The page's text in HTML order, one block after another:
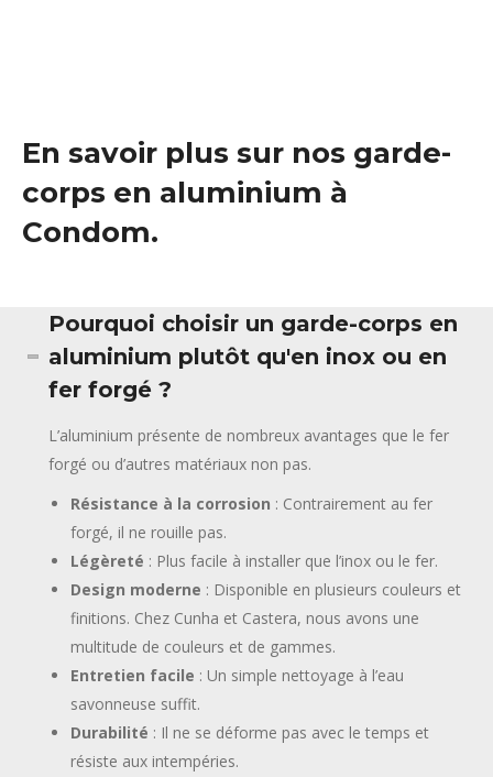
En savoir plus sur nos garde-
corps en aluminium à
Condom.
Pourquoi choisir un garde-corps en
aluminium plutôt qu'en inox ou en
fer forgé ?
L’aluminium présente de nombreux avantages que le fer
forgé ou d’autres matériaux non pas.
Résistance à la corrosion : Contrairement au fer
forgé, il ne rouille pas.
Légèreté : Plus facile à installer que l’inox ou le fer.
Design moderne : Disponible en plusieurs couleurs et
finitions. Chez Cunha et Castera, nous avons une
multitude de couleurs et de gammes.
Entretien facile : Un simple nettoyage à l’eau
savonneuse suffit.
Durabilité : Il ne se déforme pas avec le temps et
résiste aux intempéries.